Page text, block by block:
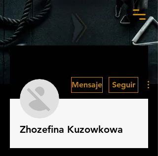
Mensaje Seguir
Zhozefina Kuzowkowa